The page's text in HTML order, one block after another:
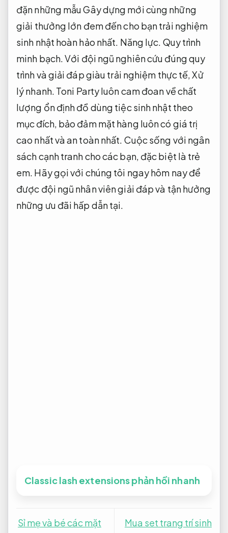
đặn những mẫu Gây dựng mới cùng những
giải thưởng lớn đem đến cho bạn trải nghiệm
sinh nhật hoàn hảo nhất. Năng lực. Quy trình
minh bạch.Với đội ngũ nghiên cứu đúng quy
trình và giải đáp giàu trải nghiệm thực tế,Xử
lý nhanh. Toni Party luôn cam đoan về chất
lượng ổn định đồ dùng tiệc sinh nhật theo
mục đích, bảo đảm mặt hàng luôn có giá trị
cao nhất và an toàn nhất. Cuộc sống với ngân
sách cạnh tranh cho các bạn, đặc biệt là trẻ
em. Hãy gọi với chúng tôi ngay hôm nay để
được đội ngũ nhân viên giải đáp và tận hưởng
những ưu đãi hấp dẫn tại.
Classic lash extensions phản hồi nhanh
Sỉ mẹ và bé các mặt Mua set trang trí sinh